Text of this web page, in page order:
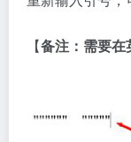
【备注：需要在